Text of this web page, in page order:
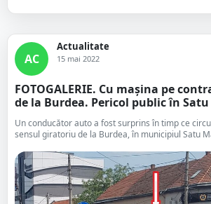
AC
Actualitate
15 mai 2022
FOTOGALERIE. Cu mașina pe
de la Burdea. Pericol public în
Un conducător auto a fost surprins în timp ce
sensul giratoriu de la Burdea, în municipiul Satu